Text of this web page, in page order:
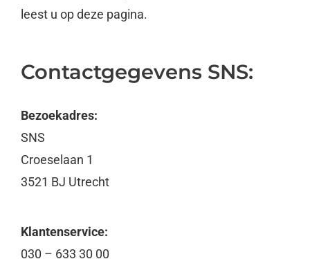
leest u op deze pagina.
Contactgegevens SNS:
Bezoekadres:
SNS
Croeselaan 1
3521 BJ Utrecht
Klantenservice:
030 – 633 30 00